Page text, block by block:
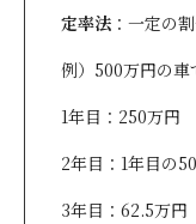
定率法 ：一定の
例）500万円の
1年目：250万円
2年目：1年目の
3年目：62.5万円